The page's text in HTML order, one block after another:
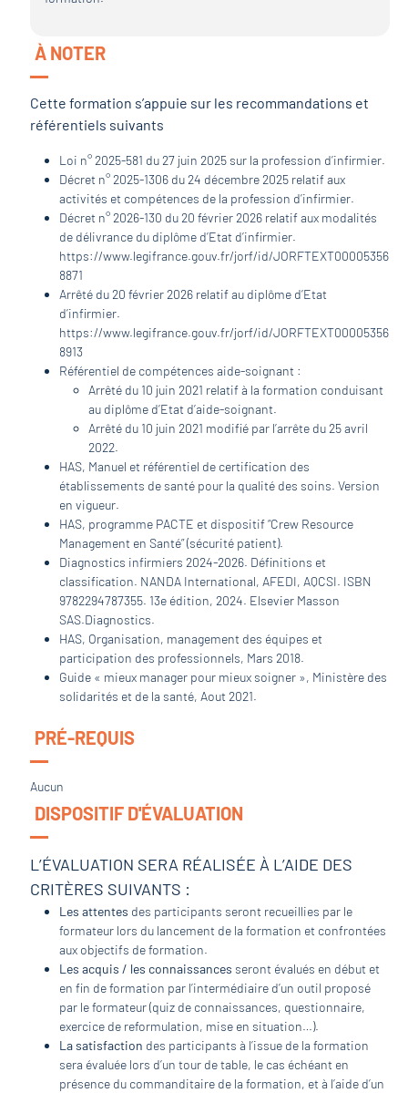
À NOTER
Cette formation s’appuie sur les recommandations et
référentiels suivants
Loi n° 2025-581 du 27 juin 2025 sur la profession d’infirmier.
Décret n° 2025-1306 du 24 décembre 2025 relatif aux
activités et compétences de la profession d’infirmier.
Décret n° 2026-130 du 20 février 2026 relatif aux modalités
de délivrance du diplôme d’Etat d’infirmier.
https://www.legifrance.gouv.fr/jorf/id/JORFTEXT00005356
8871
Arrêté du 20 février 2026 relatif au diplôme d’Etat
d’infirmier.
https://www.legifrance.gouv.fr/jorf/id/JORFTEXT00005356
8913
Référentiel de compétences aide-soignant :
Arrêté du 10 juin 2021 relatif à la formation conduisant
au diplôme d’Etat d’aide-soignant.
Arrêté du 10 juin 2021 modifié par l’arrête du 25 avril
2022.
HAS, Manuel et référentiel de certification des
établissements de santé pour la qualité des soins. Version
en vigueur.
HAS, programme PACTE et dispositif “Crew Resource
Management en Santé” (sécurité patient).
Diagnostics infirmiers 2024-2026. Définitions et
classification. NANDA International, AFEDI, AQCSI. ISBN
9782294787355. 13e édition, 2024. Elsevier Masson
SAS.Diagnostics.
HAS, Organisation, management des équipes et
participation des professionnels, Mars 2018.
Guide « mieux manager pour mieux soigner », Ministère des
solidarités et de la santé, Aout 2021.
PRÉ-REQUIS
Aucun
DISPOSITIF D'ÉVALUATION
L’ÉVALUATION SERA RÉALISÉE À L’AIDE DES
CRITÈRES SUIVANTS :
Les attentes des participants seront recueillies par le
formateur lors du lancement de la formation et confrontées
aux objectifs de formation.
Les acquis / les connaissances seront évalués en début et
en fin de formation par l’intermédiaire d’un outil proposé
par le formateur (quiz de connaissances, questionnaire,
exercice de reformulation, mise en situation…).
La satisfaction des participants à l’issue de la formation
sera évaluée lors d’un tour de table, le cas échéant en
présence du commanditaire de la formation, et à l’aide d’un